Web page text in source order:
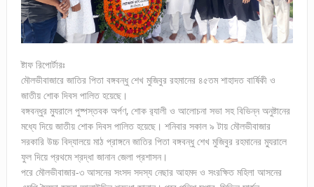
ষ্টাফ রিপোর্টারঃ
মৌলভীবাজারে জাতির পিতা বঙ্গবন্ধু শেখ মুজিবুর রহমানের ৪৫তম শাহাদত বার্ষিকী ও
জাতীয় শোক দিবস পালিত হয়েছে।
বঙ্গবন্ধুর ম্যুরালে পুষ্পস্তবক অর্পণ, শোক র‌্যালী ও আলোচনা সভা সহ বিভিন্ন অনুষ্টানের
মধ্যে দিয়ে জাতীয় শোক দিবস পালিত হয়েছে। শনিবার সকাল ৯ টায় মৌলভীবাজার
সরকারি উচ্চ বিদ্যালয়ে মাঠ প্রাঙ্গনে জাতির পিতা বঙ্গবন্ধু শেখ মুজিবুর রহমানের ম্যুরালে
ফুল দিয়ে প্রথমে শ্রদ্ধা জানান জেলা প্রশাসন।
পরে মৌলভীবাজার-৩ আসনের সংসদ সদস্য নেছার আহমদ ও সংরক্ষিত মহিলা আসনের